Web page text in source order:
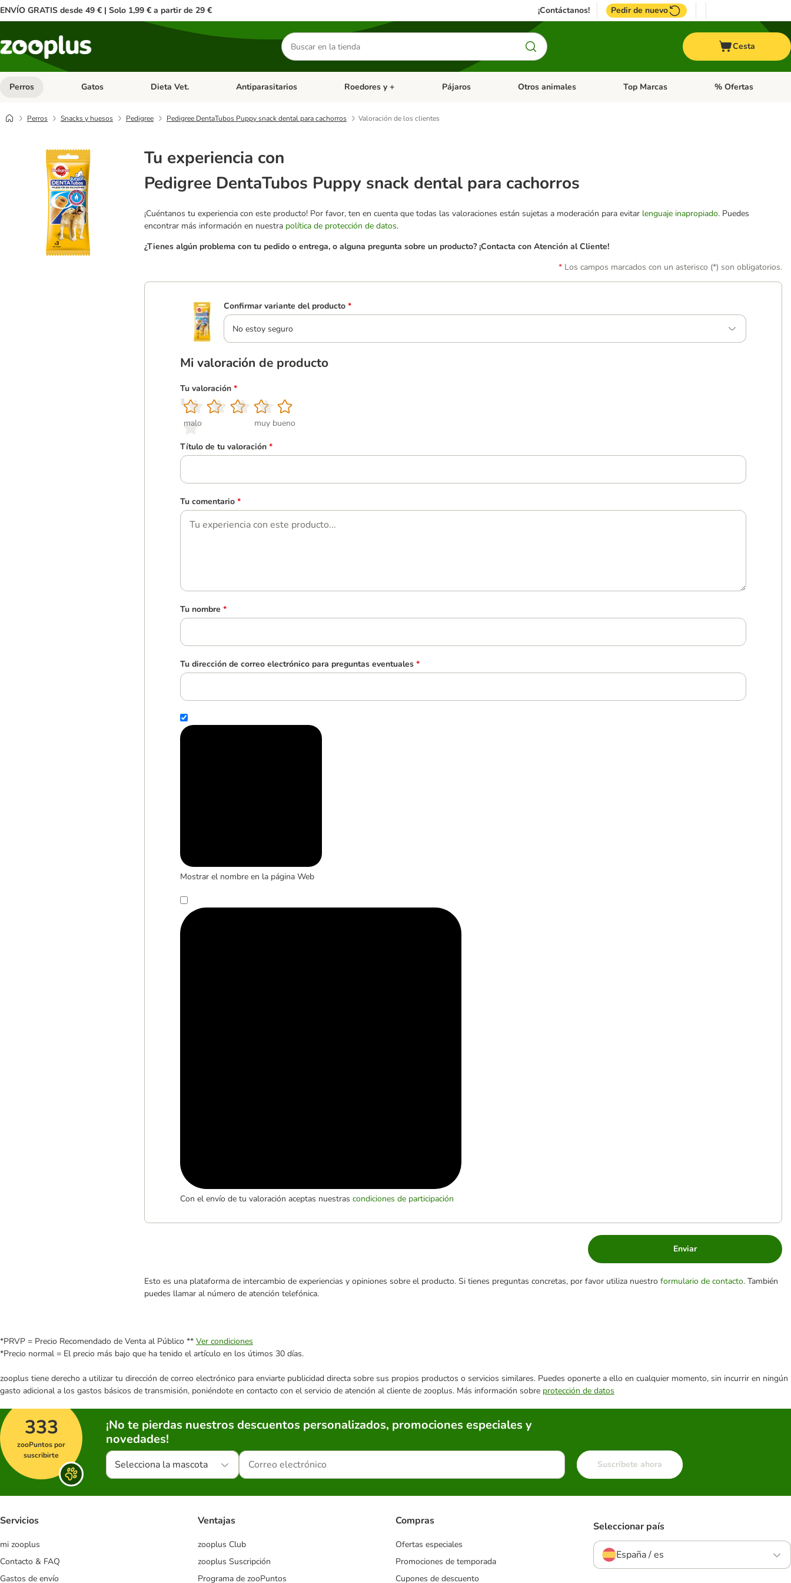
ENVÍO GRATIS desde 49 € | Solo 1,99 € a partir de 29 € ¡Contáctanos! Pedir de nuevo
Buscar
productos
Cesta
Perros Menú de categoria abierto: Perros
Gatos Menú de categoria abierto: Gatos
Dieta Vet. Menú de categoria abierto: Dieta Vet.
Antiparasitarios Menú de categoria abierto: Antiparasitarios
Roedores y + Menú de categoria abierto: Roedores y +
Pájaros Menú de categoria abierto: Pájaros
Otros animales Menú de categoria abierto: Otros animales
Top Marcas Menú de categoria
% Ofertas
Perros Snacks y huesos Pedigree Pedigree DentaTubos Puppy snack dental para cachorros Valoración de los clientes
Tu experiencia con
Pedigree DentaTubos Puppy snack dental para cachorros
¡Cuéntanos tu experiencia con este producto! Por favor, ten en cuenta que todas las valoraciones están sujetas a moderación para evitar lenguaje inapropiado. Puedes
encontrar más información en nuestra política de protección de datos.
¿Tienes algún problema con tu pedido o entrega, o alguna pregunta sobre un producto? ¡Contacta con Atención al Cliente!
Los campos marcados con un asterisco (*) son obligatorios.
Confirmar variante del producto *
No estoy seguro
Mi valoración de producto
Tu valoración *
1
malo
2
3
4
5
muy bueno
Título de tu valoración *
Tu comentario *
Tu nombre *
Tu dirección de correo electrónico para preguntas eventuales *
Mostrar el nombre en la página Web
Con el envío de tu valoración aceptas nuestras condiciones de participación
Enviar
Esto es una plataforma de intercambio de experiencias y opiniones sobre el producto. Si tienes preguntas concretas, por favor utiliza nuestro formulario de contacto. También
puedes llamar al número de atención telefónica.
*PRVP = Precio Recomendado de Venta al Público ** Ver condiciones
*Precio normal = El precio más bajo que ha tenido el artículo en los útimos 30 días.
zooplus tiene derecho a utilizar tu dirección de correo electrónico para enviarte publicidad directa sobre sus propios productos o servicios similares. Puedes oponerte a ello en cualquier momento, sin incurrir en ningún
gasto adicional a los gastos básicos de transmisión, poniéndote en contacto con el servicio de atención al cliente de zooplus. Más información sobre protección de datos
333
zooPuntos por
suscribirte
¡No te pierdas nuestros descuentos personalizados, promociones especiales y
novedades!
Selecciona la mascota Suscríbete ahora
Servicios
mi zooplus
Contacto & FAQ
Gastos de envío
Ventajas
zooplus Club
zooplus Suscripción
Programa de zooPuntos
Compras
Ofertas especiales
Promociones de temporada
Cupones de descuento
Seleccionar país
España / es